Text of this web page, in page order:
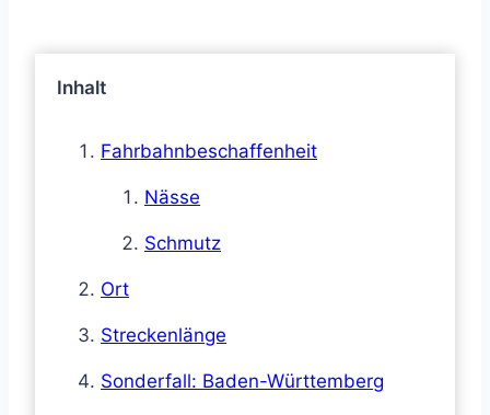
Inhalt
Fahrbahnbeschaffenheit
Nässe
Schmutz
Ort
Streckenlänge
Sonderfall: Baden-Württemberg